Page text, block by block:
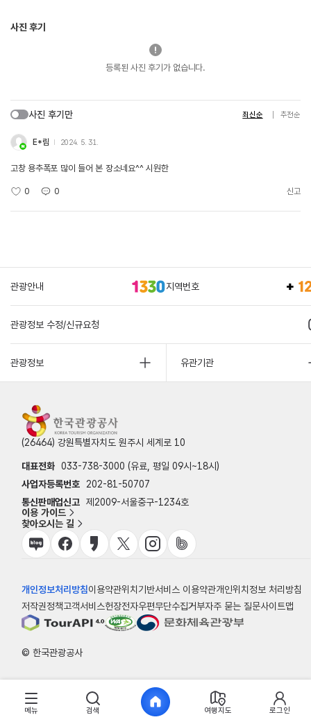
사진 후기
등록된 사진 후기가 없습니다.
사진 후기만 최신순 추천순
E*림 2024. 5. 31.
고창 용추폭포 많이 들어 본 장소네요^^ 시원한
0 0 신고
관광안내 지역번호
관광정보 수정/신규요청
관광정보 유관기관
(26464) 강원특별자치도 원주시 세계로 10
대표전화 033-738-3000 (유료, 평일 09시~18시)
사업자등록번호
202-81-50707
통신판매업신고 제2009-서울중구-1234호
이용 가이드
찾아오시는 길
개인정보처리방침이용약관위치기반서비스 이용약관개인위치정보 처리방침
저작권정책고객서비스헌장전자우편무단수집거부자주 묻는 질문사이트맵
© 한국관광공사
메뉴 검색 여행지도 로그인